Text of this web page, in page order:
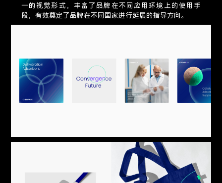
一的视觉形式，丰富了品牌在不同应用环境上的使用手
段，有效奠定了品牌在不同国家进行延展的指导方向。